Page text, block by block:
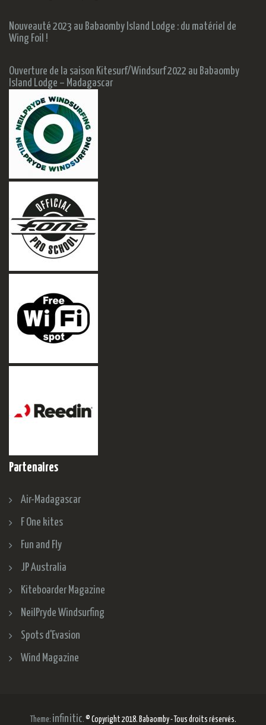
Nouveauté 2023 au Babaomby Island Lodge : du matériel de
Wing Foil !
Ouverture de la saison Kitesurf/Windsurf 2022 au Babaomby
Island Lodge – Madagascar
Partenaires
Air-Madagascar
F One kites
Fun and Fly
JP Australia
Kiteboarder Magazine
NeilPryde Windsurfing
Spots d'Evasion
Wind Magazine
Theme: infinitic. © Copyright 2018. Babaomby - Tous droits réservés.